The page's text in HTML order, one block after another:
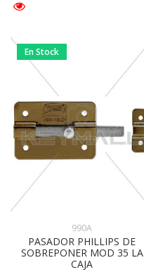
En Stock
990A
PASADOR PHILLIPS DE
SOBREPONER MOD 35 LA
CAJA